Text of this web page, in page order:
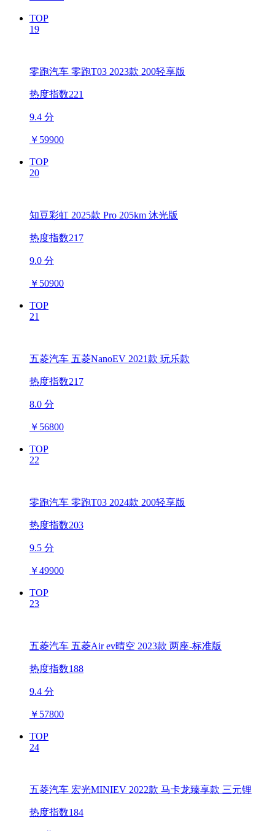
TOP
19
零跑汽车 零跑T03 2023款 200轻享版
热度指数221
9.4 分
￥ 59900
TOP
20
知豆彩虹 2025款 Pro 205km 沐光版
热度指数217
9.0 分
￥ 50900
TOP
21
五菱汽车 五菱NanoEV 2021款 玩乐款
热度指数217
8.0 分
￥ 56800
TOP
22
零跑汽车 零跑T03 2024款 200轻享版
热度指数203
9.5 分
￥49900
TOP
23
五菱汽车 五菱Air ev晴空 2023款 两座-标准版
热度指数188
9.4 分
￥ 57800
TOP
24
五菱汽车 宏光MINIEV 2022款 马卡龙臻享款 三元锂
热度指数184